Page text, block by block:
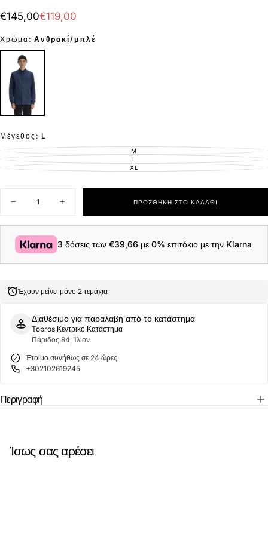
€119,00
Τιμή
€145,00Τιμή
έκπτωση
€119,00
Χρώμα: Ανθρακί/μπλέ
Μέγεθος: L
MΕΚΤΌΣ
ΑΠΟΘΈΜΑΤΟΣ
LΕΚΤΌΣ
ΑΠΟΘΈΜΑΤΟΣ
XLΕΚΤΌΣ
Μείωση
για
Perry
Ανδρικό
M5516-
738
Αύξηση
ποσότητας
για
Perry
Ανδρικό
M5516-
738
ΠΡΟΣΘΉΚΗ ΣΤΟ ΚΑΛΆΘΙ
3 δόσεις των€39,66 με 0% επιτόκιο με την Klarna
Έχουν μείνει μόνο 2 τεμάχια
Διαθέσιμο για παραλαβή από το κατάστημα
Tobros Κεντρικό Κατάστημα
Πάριδος 84, Ίλιον
Έτοιμο συνήθως σε 24 ώρες
+302102619245
Περιγραφή
Ίσως σας αρέσει